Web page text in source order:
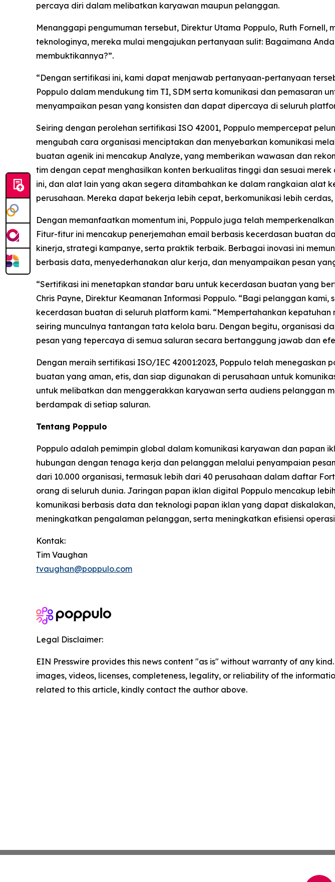
percaya diri dalam melibatkan karyawan maupun pelanggan.
Menanggapi pengumuman tersebut, Direktur Utama Poppulo, Ruth
teknologinya, mereka mulai mengajukan pertanyaan sulit: Bagaimana
membuktikannya?”.
“Dengan sertifikasi ini, kami dapat menjawab pertanyaan-pertanyaan
Poppulo dalam mendukung tim TI, SDM serta komunikasi dan pemasaran
menyampaikan pesan yang konsisten dan dapat dipercaya di seluruh
Seiring dengan perolehan sertifikasi ISO 42001, Poppulo mempercepat
mengubah cara organisasi menciptakan dan menyebarkan komunikasi
buatan agenik ini mencakup Analyze, yang memberikan wawasan dan
tim dengan cepat menghasilkan konten berkualitas tinggi dan sesuai
ini, dan alat lain yang akan segera ditambahkan ke dalam rangkaian alat
perusahaan. Mereka dapat bekerja lebih cepat, berkomunikasi lebih
Dengan memanfaatkan momentum ini, Poppulo juga telah
Fitur-fitur ini mencakup penerjemahan email berbasis kecerdasan buatan
kinerja, strategi kampanye, serta praktik terbaik. Berbagai inovasi ini
berbasis data, menyederhanakan alur kerja, dan menyampaikan pesan
“Sertifikasi ini menetapkan standar baru untuk kecerdasan buatan yang
Chris Payne, Direktur Keamanan Informasi Poppulo. “Bagi pelanggan
kecerdasan buatan di seluruh platform kami. “Mempertahankan
seiring munculnya tantangan tata kelola baru. Dengan begitu, organisasi
pesan yang tepercaya di semua saluran secara bertanggung jawab dan
Dengan meraih sertifikasi ISO/IEC 42001:2023, Poppulo telah
buatan yang aman, etis, dan siap digunakan di perusahaan untuk
untuk melibatkan dan menggerakkan karyawan serta audiens pelanggan
berdampak di setiap saluran.
Tentang Poppulo
Poppulo adalah pemimpin global dalam komunikasi karyawan dan papan
hubungan dengan tenaga kerja dan pelanggan melalui penyampaian
dari 10.000 organisasi, termasuk lebih dari 40 perusahaan dalam daftar
orang di seluruh dunia. Jaringan papan iklan digital Poppulo mencakup
komunikasi berbasis data dan teknologi papan iklan yang dapat
meningkatkan pengalaman pelanggan, serta meningkatkan efisiensi
Kontak:
Tim Vaughan
tvaughan@poppulo.com
Legal Disclaimer:
EIN Presswire provides this news content "as is" without warranty of any
images, videos, licenses, completeness, legality, or reliability of the
related to this article, kindly contact the author above.